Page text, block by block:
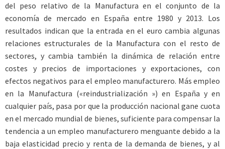
del peso relativo de la Manufactura en el conjunto de la
economía de mercado en España entre 1980 y 2013. Los
resultados indican que la entrada en el euro cambia algunas
relaciones estructurales de la Manufactura con el resto de
sectores, y cambia también la dinámica de relación entre
costes y precios de importaciones y exportaciones, con
efectos negativos para el empleo manufacturero. Más empleo
en la Manufactura («reindustrialización ») en España y en
cualquier país, pasa por que la producción nacional gane cuota
en el mercado mundial de bienes, suficiente para compensar la
tendencia a un empleo manufacturero menguante debido a la
baja elasticidad precio y renta de la demanda de bienes, y al